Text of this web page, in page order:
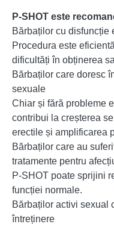
P-SHOT este
Bărbaților cu disfuncție
Procedura este
dificultăți în obținerea
Bărbaților care doresc
sexuale
Chiar și fără probleme
contribui la creșterea
erectile și amplificarea
Bărbaților care au
tratamente pentru
P-SHOT poate sprijini
funcției normale.
Bărbaților activi sexual
întreținere